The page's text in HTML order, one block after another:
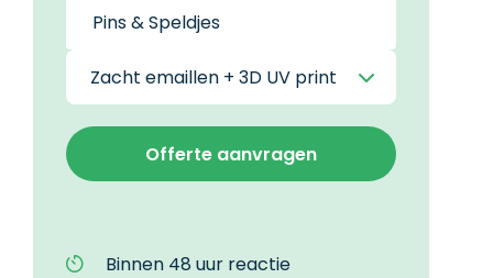
Binnen 48 uur reactie